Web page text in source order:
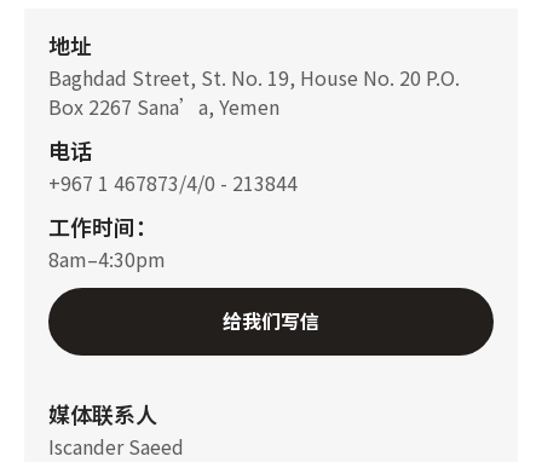
地址
Baghdad Street, St. No. 19, House No. 20 P.O.
Box 2267 Sana’a, Yemen
电话
+967 1 467873/4/0 - 213844
工作时间：
8am–4:30pm
给我们写信
媒体联系人
Iscander Saeed